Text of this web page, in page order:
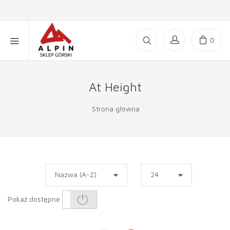
0
At Height
Strona główna
Pokaż dostępne